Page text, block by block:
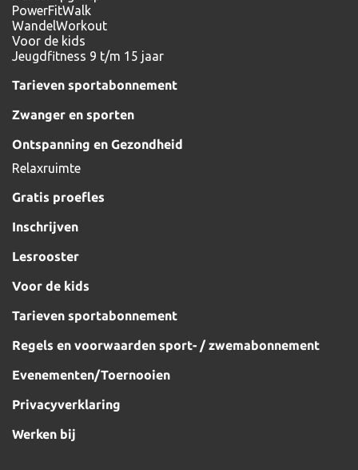
PowerFitWalk
WandelWorkout
Voor de kids
Jeugdfitness 9 t/m 15 jaar
Tarieven sportabonnement
Zwanger en sporten
Ontspanning en Gezondheid
Relaxruimte
Gratis proefles
Inschrijven
Lesrooster
Voor de kids
Tarieven sportabonnement
Regels en voorwaarden sport- / zwemabonnement
Evenementen/Toernooien
Privacyverklaring
Werken bij